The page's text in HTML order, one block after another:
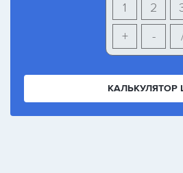
2
1
+
-
КАЛЬКУЛЯТОР